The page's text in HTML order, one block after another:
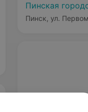
Пинская
Пинск, ул.